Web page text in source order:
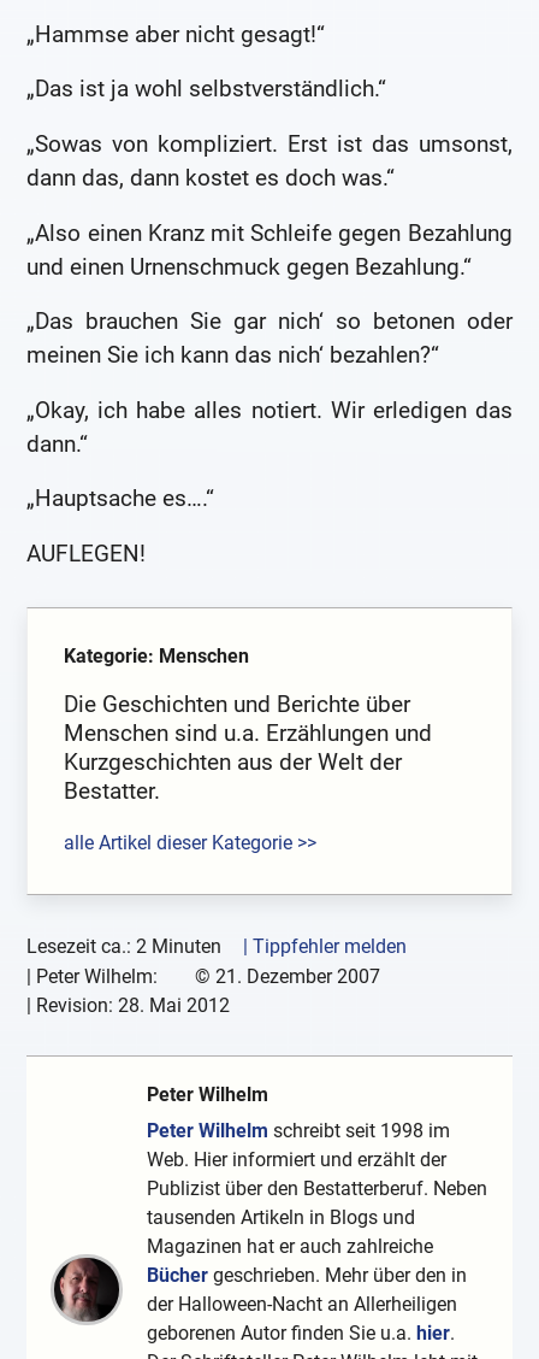
„Hammse aber nicht gesagt!“
„Das ist ja wohl selbstverständlich.“
„Sowas von kompliziert. Erst ist das umsonst,
dann das, dann kostet es doch was.“
„Also einen Kranz mit Schleife gegen Bezahlung
und einen Urnenschmuck gegen Bezahlung.“
„Das brauchen Sie gar nich‘ so betonen oder
meinen Sie ich kann das nich‘ bezahlen?“
„Okay, ich habe alles notiert. Wir erledigen das
dann.“
„Hauptsache es….“
AUFLEGEN!
Kategorie: Menschen
Die Geschichten und Berichte über
Menschen sind u.a. Erzählungen und
Kurzgeschichten aus der Welt der
Bestatter.
alle Artikel dieser Kategorie >>
Lesezeit ca.: 2 Minuten
| Tippfehler melden
| Peter Wilhelm: © 21. Dezember 2007
| Revision:28. Mai 2012
Peter Wilhelm
Peter Wilhelm schreibt seit 1998 im
Web. Hier informiert und erzählt der
Publizist über den Bestatterberuf. Neben
tausenden Artikeln in Blogs und
Magazinen hat er auch zahlreiche
Bücher geschrieben. Mehr über den in
der Halloween-Nacht an Allerheiligen
geborenen Autor finden Sie u.a.hier.